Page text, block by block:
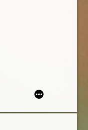
realizmu : szkice